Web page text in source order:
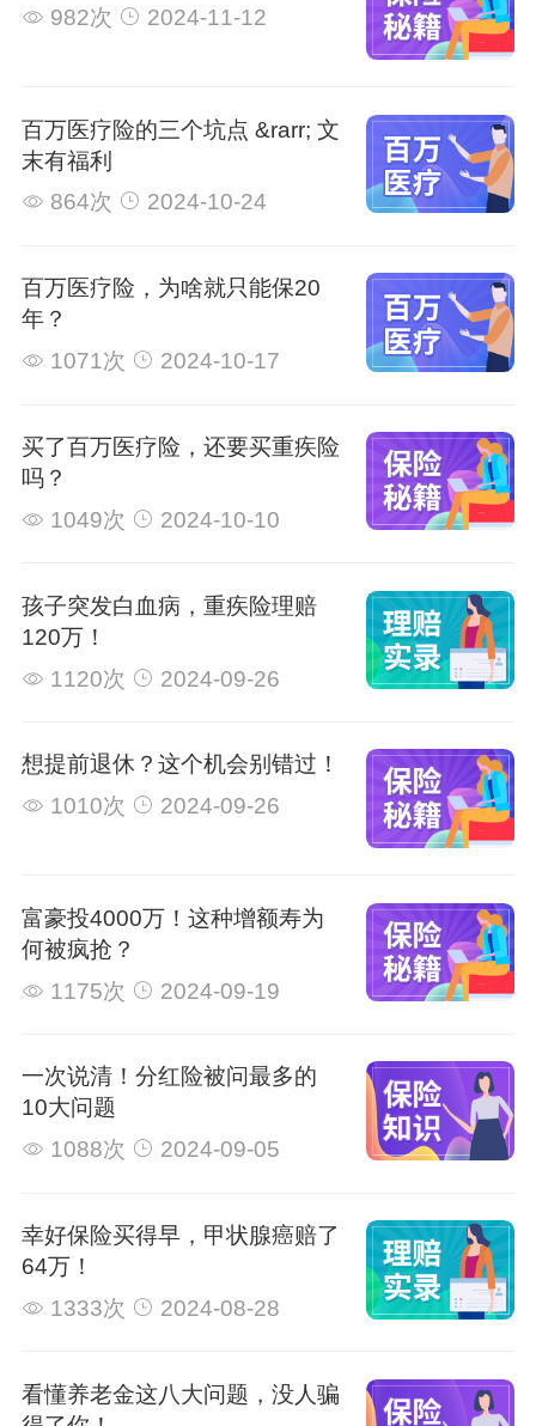
982次
2024-11-12
百万医疗险的三个坑点 &rarr; 文
末有福利
864次
2024-10-24
百万医疗险，为啥就只能保20
年？
1071次
2024-10-17
买了百万医疗险，还要买重疾险
吗？
1049次
2024-10-10
孩子突发白血病，重疾险理赔
120万！
1120次
2024-09-26
想提前退休？这个机会别错过！
1010次
2024-09-26
富豪投4000万！这种增额寿为
何被疯抢？
1175次
2024-09-19
一次说清！分红险被问最多的
10大问题
1088次
2024-09-05
幸好保险买得早，甲状腺癌赔了
64万！
1333次
2024-08-28
看懂养老金这八大问题，没人骗